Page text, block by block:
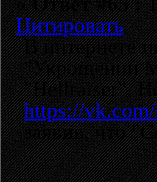
Цитировать
В интернете
"Укрощении
"Hellraiser".
https://
заявив, что